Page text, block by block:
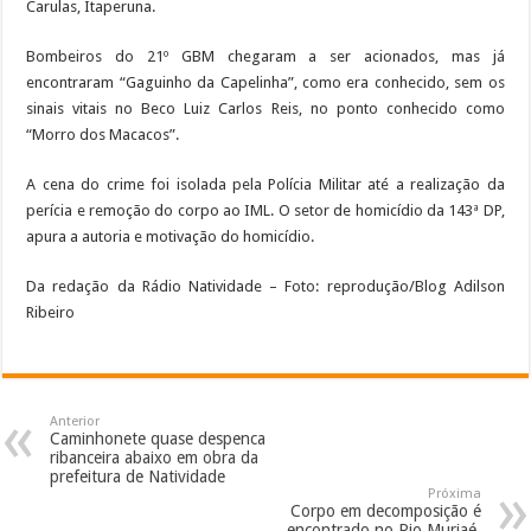
Carulas, Itaperuna.
Bombeiros do 21º GBM chegaram a ser acionados, mas já
encontraram “Gaguinho da Capelinha”, como era conhecido, sem os
sinais vitais no Beco Luiz Carlos Reis, no ponto conhecido como
“Morro dos Macacos”.
A cena do crime foi isolada pela Polícia Militar até a realização da
perícia e remoção do corpo ao IML. O setor de homicídio da 143ª DP,
apura a autoria e motivação do homicídio.
Da redação da Rádio Natividade – Foto: reprodução/Blog Adilson
Ribeiro
Anterior
Caminhonete quase despenca
ribanceira abaixo em obra da
prefeitura de Natividade
Próxima
Corpo em decomposição é